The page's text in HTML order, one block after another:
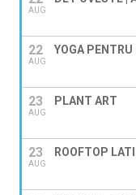
AUG
22
AUG
YOGA PENTRU
23
AUG
PLANT ART
23
AUG
ROOFTOP